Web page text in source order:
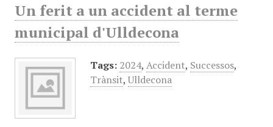
Un ferit a un accident al terme
municipal d'Ulldecona
Tags: 2024, Accident, Successos,
Trànsit, Ulldecona